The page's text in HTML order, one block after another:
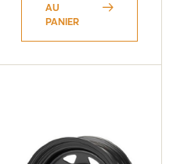
AU
PANIER